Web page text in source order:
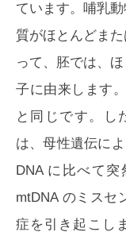
ています。哺乳
質がほとんどま
って、胚では、
子に由来します
と同じです。し
は、母性遺伝に
DNA に比べて
mtDNA のミスセ
症を引き起こし